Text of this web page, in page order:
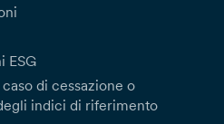
ESG
di cessazione o
indici di riferimento